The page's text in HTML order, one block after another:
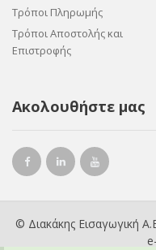
Τρόποι Πληρωμής
Τρόποι Αποστολής και
Επιστροφής
Ακολουθήστε μας
© Διακάκης Εισαγωγική